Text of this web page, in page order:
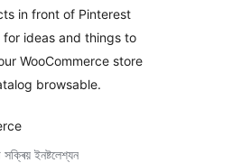
in front of Pinterest
for ideas and things to
WooCommerce store
browsable.
ইনষ্টলেশ্যন